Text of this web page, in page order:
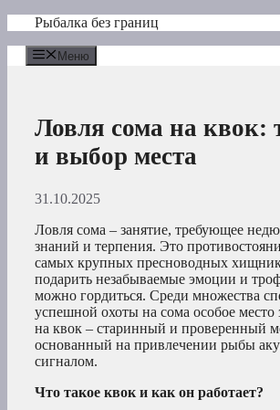
Перейти
содержимому
Рыбалка без границ
Меню
Ловля сома на квок:
и выбор места
31.10.2025
Ловля сома – занятие, требующее
знаний и терпения. Это
самых крупных пресноводных
подарить незабываемые эмоции и
можно гордиться. Среди множества
успешной охоты на сома особое место
на квок – старинный и проверенный
основанный на привлечении рыбы
сигналом.
Что такое квок и как он работает?